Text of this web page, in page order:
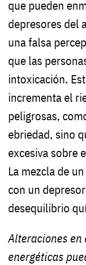
que pueden
depresores del
una falsa
que las
intoxicación.
incrementa el
peligrosas,
ebriedad, sino
excesiva sobre
La mezcla de
con un
desequilibrio
Alteraciones en
energéticas